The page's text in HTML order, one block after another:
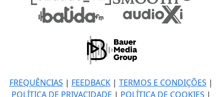
FREQUÊNCIAS | FEEDBACK| TERMOS E CONDIÇÕES |
POLÍTICA DE PRIVACIDADE | POLÍTICA DE COOKIES |